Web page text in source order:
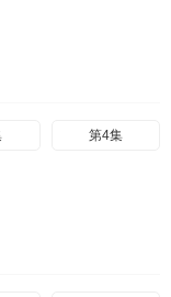
第4集